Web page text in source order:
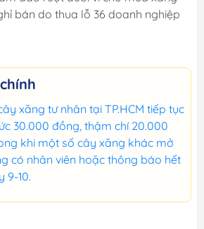
bán do thua lỗ 36 doanh nghiệp
xăng tư nhân tại TP.HCM tiếp tục
30.000 đồng, thậm chí 20.000
khi một số cây xăng khác mở
có nhân viên hoặc thông báo hết
9-10.